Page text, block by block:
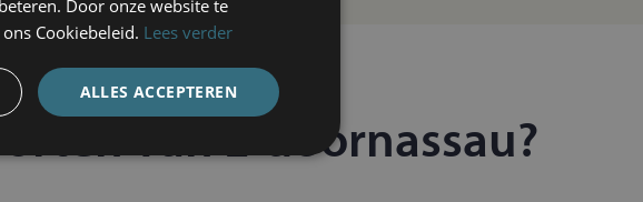
van L-doornassau?
Door onze website te
Cookiebeleid. Lees verder
ALLES ACCEPTEREN